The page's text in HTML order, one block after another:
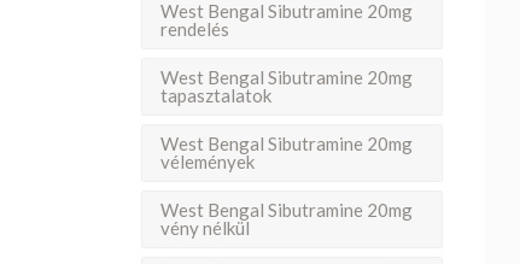
West Bengal Sibutramine 20mg
rendelés
West Bengal Sibutramine 20mg
tapasztalatok
West Bengal Sibutramine 20mg
vélemények
West Bengal Sibutramine 20mg
vény nélkül